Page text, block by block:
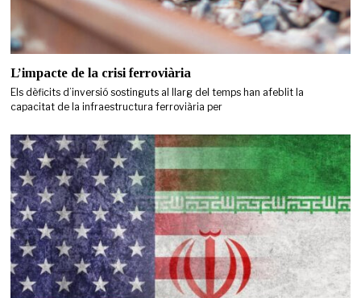
L’impacte de la crisi ferroviària
Els dèficits d’inversió sostinguts al llarg del temps han afeblit la
capacitat de la infraestructura ferroviària per